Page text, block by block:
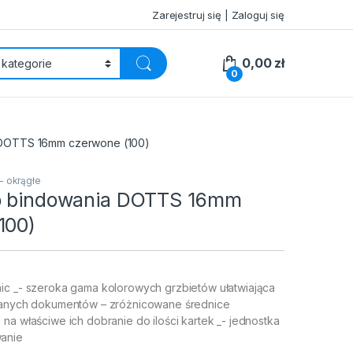
Zarejestruj się | Zaloguj się
0
0,00 zł
16mm czerwone (100)
okrągłe
DOTTS 16mm
_- szeroka gama kolorowych grzbietów ułatwiająca
dokumentów – zróżnicowane średnice
właściwe ich dobranie do ilości kartek _- jednostka